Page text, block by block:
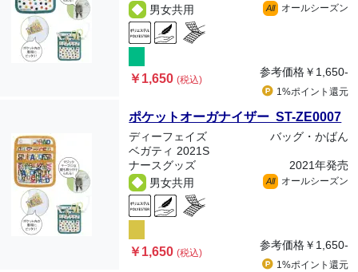
男女共用
All オールシーズン
￥1,650(税込)
参考価格￥1,650-
1%ポイント 還元
ポケットオーガナイザー ST-ZE0007
ディーフェイズ
バッグ・かばん
ベガティ 2021S
ナースグッズ
2021年発売
男女共用
All オールシーズン
￥1,650(税込)
参考価格￥1,650-
1%ポイント 還元